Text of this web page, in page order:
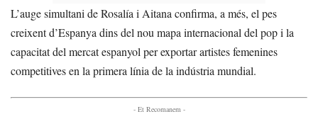
L’auge simultani de Rosalía i Aitana confirma, a més, el pes
creixent d’Espanya dins del nou mapa internacional del pop i la
capacitat del mercat espanyol per exportar artistes femenines
competitives en la primera línia de la indústria mundial.
- Et Recomanem -